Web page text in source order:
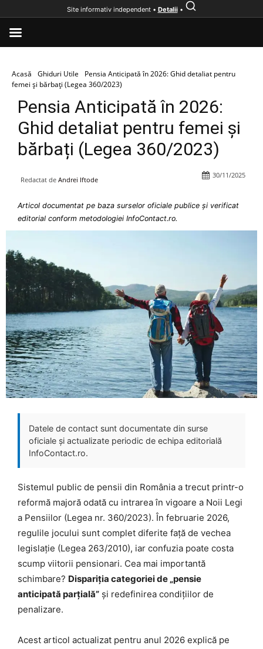
Acasă Ghiduri Utile
Pensia Anticipată în 2026: Ghid detaliat pentru
femei și bărbați (Legea 360/2023)
Pensia Anticipată în 2026:
Ghid detaliat pentru femei și
bărbați (Legea 360/2023)
Redactat de Andrei Iftode
30/11/2025
Articol documentat pe baza surselor oficiale publice și verificat
editorial conform metodologiei InfoContact.ro.
Datele de contact sunt documentate din surse
oficiale și actualizate periodic de echipa editorială
InfoContact.ro.
Sistemul public de pensii din România a trecut printr-o
reformă majoră odată cu intrarea în vigoare a Noii Legi
a Pensiilor (Legea nr. 360/2023). În februarie 2026,
regulile jocului sunt complet diferite față de vechea
legislație (Legea 263/2010), iar confuzia poate costa
scump viitorii pensionari. Cea mai importantă
schimbare? Dispariția categoriei de „pensie
anticipată parțială” și redefinirea condițiilor de
penalizare.
Acest articol actualizat pentru anul 2026 explică pe
Site informativ independent • Detalii•